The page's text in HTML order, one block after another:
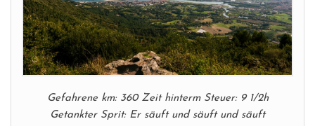
Gefahrene km: 360 Zeit hinterm Steuer: 9 1/2h
Getankter Sprit: Er säuft und säuft und säuft